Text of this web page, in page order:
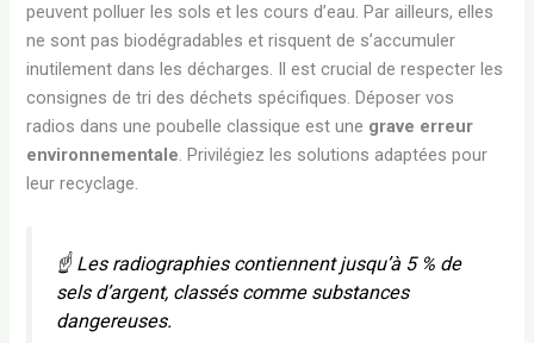
peuvent polluer les sols et les cours d’eau. Par ailleurs, elles
ne sont pas biodégradables et risquent de s’accumuler
inutilement dans les décharges. Il est crucial de respecter les
consignes de tri des déchets spécifiques. Déposer vos
radios dans une poubelle classique est une grave erreur
environnementale. Privilégiez les solutions adaptées pour
leur recyclage.
☝️ Les radiographies contiennent jusqu’à 5 % de
sels d’argent, classés comme substances
dangereuses.